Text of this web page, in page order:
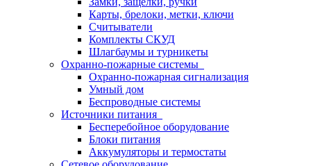
Карты, брелоки, метки, ключи
Считыватели
Комплекты СКУД
Шлагбаумы и турникеты
Охранно-пожарные системы
Охранно-пожарная сигнализация
Умный дом
Беспроводные системы
Источники питания
Бесперебойное оборудование
Блоки питания
Аккумуляторы и термостаты